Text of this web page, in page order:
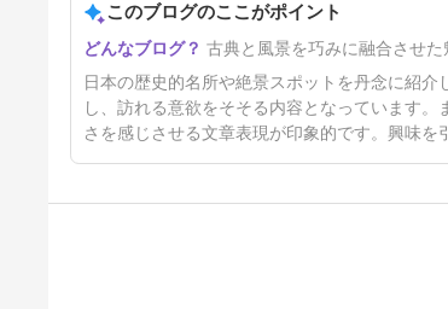
乃木神社（東京）に祈願 & 参
拝
12日前
このブログのここがポイント
古典と風景を巧みに融合させた
日本の歴史的名所や絶景スポットを丹念に紹
し、訪れる意欲をそそる内容となっています
さを感じさせる文章表現が印象的です。興味を